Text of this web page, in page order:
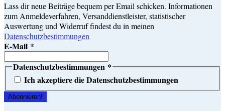
Lass dir neue Beiträge bequem per Email schicken. Informationen
zum Anmeldeverfahren, Versanddienstleister, statistischer
Auswertung und Widerruf findest du in meinen
Datenschutzbestimmungen
E-Mail *
Datenschutzbestimmungen *
Ich akzeptiere die Datenschutzbestimmungen